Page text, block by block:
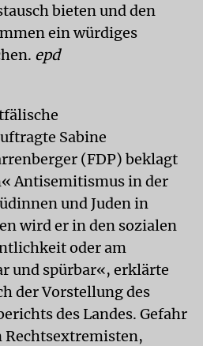
bieten und den
ein würdiges
epd
Sabine
(FDP) beklagt
Antisemitismus in der
und Juden in
wird er in den sozialen
oder am
und spürbar«, erklärte
der Vorstellung des
des Landes. Gefahr